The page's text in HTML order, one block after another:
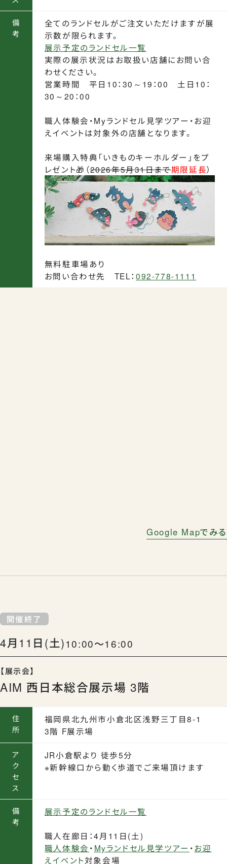
備
考
全てのランドセルがご注文いただけますが展
示数が限られます。
展示予定のランドセル一覧
実際の展示状況はお取扱い店舗にお問い合
わせください。
営業時間 平日10：30～19：00 土日10：
30～20：00
職人体験会・Myランドセル見学ツアー・お迎
えイベントは対象外の店舗となります。
来場購入特典「いきものキーホルダー」をプ
レゼント🎁（2026年5月31日まで期限延長）
無料駐車場あり
お問い合わせ先 TEL：092-778-1111
Google Mapでみる
開催終了
4月11日(土)10:00〜16:00
【展示会】
AIM 西日本総合展示場 3階
住
所
福岡県北九州市小倉北区浅野三丁目8-1
3階 F展示場
ア
ク
セ
ス
JR小倉駅より 徒歩5分
※新幹線口から動く歩道でご来場頂けます
備
考
展示予定のランドセル一覧
職人在廊日：4月11日(土)
職人体験会 ・ Myランドセル見学ツアー ・お迎
えイベント対象会場